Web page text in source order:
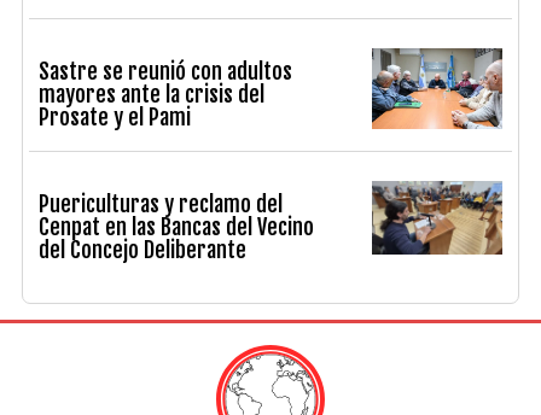
Sastre se reunió con adultos
mayores ante la crisis del
Prosate y el Pami
Puericulturas y reclamo del
Cenpat en las Bancas del Vecino
del Concejo Deliberante